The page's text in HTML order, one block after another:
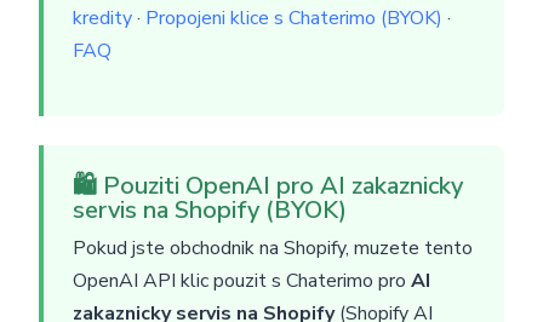
kredity· Propojeni klice s Chaterimo (BYOK) ·
FAQ
🛍️ Pouziti OpenAI pro AI zakaznicky
servis na Shopify (BYOK)
Pokud jste obchodnik na Shopify, muzete tento
OpenAI API klic pouzit s Chaterimo pro AI
zakaznicky servis na Shopify(Shopify AI